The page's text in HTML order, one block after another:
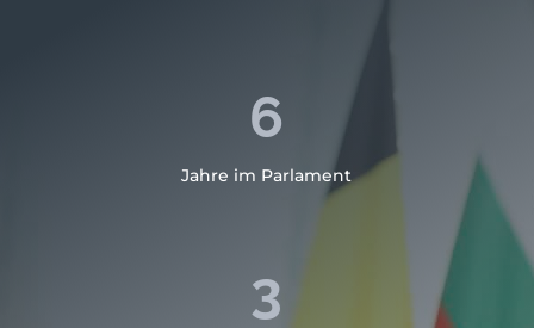
6
Jahre im Parlament
3